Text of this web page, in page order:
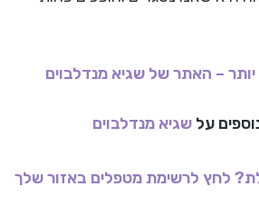
– האתר של שגיא מנדלבוים
על שגיא מנדלבוים
לחץ לרשימת מטפלים באזור שלך